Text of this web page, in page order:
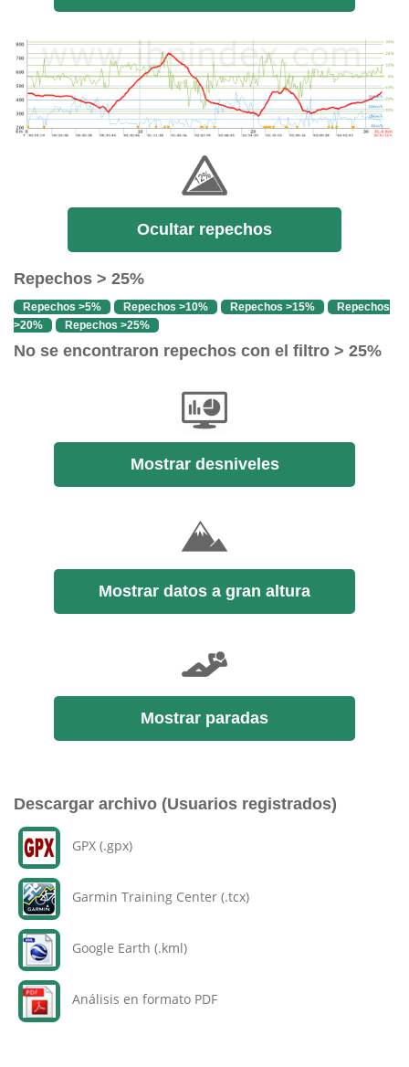
Ocultar repechos
Repechos > 25%
Repechos >5% Repechos >10% Repechos >15%
Repechos
>20%
Repechos >25%
No se encontraron repechos con el filtro > 25%
Mostrar desniveles
Mostrar datos a gran altura
Mostrar paradas
Descargar archivo (Usuarios registrados)
GPX (.gpx)
Garmin Training Center (.tcx)
Google Earth (.kml)
Análisis en formato PDF